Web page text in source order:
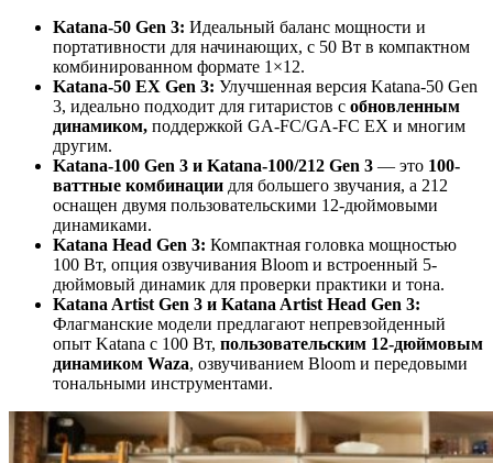
Katana-50 Gen 3: Идеальный баланс мощности и
портативности для начинающих, с 50 Вт в компактном
комбинированном формате 1×12.
Katana-50 EX Gen 3: Улучшенная версия Katana-50 Gen
3, идеально подходит для гитаристов с обновленным
динамиком, поддержкой GA-FC/GA-FC EX и многим
другим.
Katana-100 Gen 3 и Katana-100/212 Gen 3 — это 100-
ваттные комбинации для большего звучания, а 212
оснащен двумя пользовательскими 12-дюймовыми
динамиками.
Katana Head Gen 3: Компактная головка мощностью
100 Вт, опция озвучивания Bloom и встроенный 5-
дюймовый динамик для проверки практики и тона.
Katana Artist Gen 3 и Katana Artist Head Gen 3:
Флагманские модели предлагают непревзойденный
опыт Katana с 100 Вт, пользовательским 12-дюймовым
динамиком Waza, озвучиванием Bloom и передовыми
тональными инструментами.